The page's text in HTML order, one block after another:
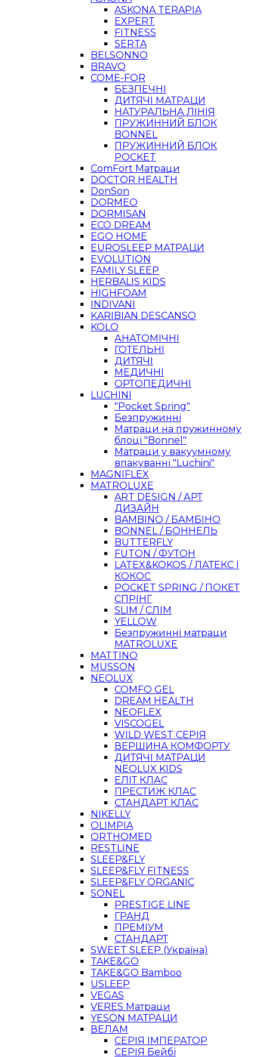
ASKONA TERAPIA
EXPERT
FITNESS
SERTA
BELSONNO
BRAVO
COME-FOR
БЕЗПЕЧНІ
ДИТЯЧІ МАТРАЦИ
НАТУРАЛЬНА ЛІНІЯ
ПРУЖИННИЙ БЛОК
BONNEL
ПРУЖИННИЙ БЛОК
POCKET
ComFort Матраци
DOCTOR HEALTH
DonSon
DORMEO
DORMISAN
ECO DREAM
EGO HOME
EUROSLEEP МАТРАЦИ
EVOLUTION
FAMILY SLEEP
HERBALIS KIDS
HIGHFOAM
INDIVANI
KARIBIAN DESCANSO
KOLO
АНАТОМІЧНІ
ГОТЕЛЬНІ
ДИТЯЧІ
МЕДИЧНІ
ОРТОПЕДИЧНІ
LUCHINI
"Pocket Spring"
Безпружинні
Матраци на пружинному
блоці "Bonnel"
Матраци у вакуумному
впакуванні "Luchini"
MAGNIFLEX
MATROLUXE
ART DESIGN / АРТ
ДИЗАЙН
BAMBINO / БАМБІНО
BONNEL / БОННЕЛЬ
BUTTERFLY
FUTON / ФУТОН
LATEX&KOKOS / ЛАТЕКС І
КОКОС
POCKET SPRING / ПОКЕТ
СПРІНГ
SLIM / СЛІМ
YELLOW
Безпружинні матраци
MATROLUXE
MATTINO
MUSSON
NEOLUX
COMFO GEL
DREAM HEALTH
NEOFLEX
VISCOGEL
WILD WEST СЕРІЯ
ВЕРШИНА КОМФОРТУ
ДИТЯЧІ МАТРАЦИ
NEOLUX KIDS
ЕЛІТ КЛАС
ПРЕСТИЖ КЛАС
СТАНДАРТ КЛАС
NIKELLY
OLIMPIA
ORTHOMED
RESTLINE
SLEEP&FLY
SLEEP&FLY FITNESS
SLEEP&FLY ORGANIC
SONEL
PRESTIGE LINE
ГРАНД
ПРЕМІУМ
СТАНДАРТ
SWEET SLEEP (Україна)
TAKE&GO
TAKE&GO Bamboo
USLEEP
VEGAS
VERES Матраци
YESON МАТРАЦИ
ВЕЛАМ
СЕРІЯ ІМПЕРАТОР
СЕРІЯ Бейбі